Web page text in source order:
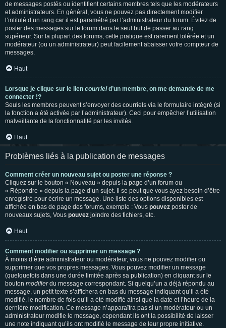
de messages postés ou identifient certains membres tels que les modérateurs
et administrateurs. En général, vous ne pouvez pas directement modifier
l’intitulé d’un rang car il est paramétré par l’administrateur du forum. Évitez de
poster des messages sur le forum dans le seul but de passer au rang
supérieur. Sur la plupart des forums, cette pratique est rarement tolérée et un
modérateur (ou un administrateur) peut facilement abaisser votre compteur de
messages.
Haut
Lorsque je clique sur le lien courrield’un membre, on me demande de me
connecter !?
Seuls les membres peuvent s’envoyer des courriels via le formulaire intégré (si
la fonction a été activée par l’administrateur). Ceci pour empêcher l’utilisation
malveillante de la fonctionnalité par les invités.
Haut
Problèmes liés à la publication de messages
Comment créer un nouveau sujet ou poster une réponse ?
Cliquez sur le bouton « Nouveau » depuis la page d’un forum ou
« Répondre » depuis la page d’un sujet. Il se peut que vous ayez besoin d’être
enregistré pour écrire un message. Une liste des options disponibles est
affichée en bas de page des forums, exemple : Vous pouvez poster de
nouveaux sujets, Vous pouvez joindre des fichiers, etc.
Haut
Comment modifier ou supprimer un message ?
À moins d’être administrateur ou modérateur, vous ne pouvez modifier ou
supprimer que vos propres messages. Vous pouvez modifier un message
(quelquefois dans une durée limitée après sa publication) en cliquant sur le
bouton modifierdu message correspondant. Si quelqu’un a déjà répondu au
message, un petit texte s’affichera en bas du message indiquant qu’il a été
modifié, le nombre de fois qu’il a été modifié ainsi que la date et l’heure de la
dernière modification. Ce message n’apparaîtra pas si un modérateur ou un
administrateur modifie le message, cependant ils ont la possibilité de laisser
une note indiquant qu’ils ont modifié le message de leur propre initiative.